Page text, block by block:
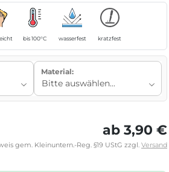
bis 100°C wasserfest kratzfest
Material:
ab 3,90 €
gem. Kleinuntern.-Reg. §19 UStG zzgl. Versand